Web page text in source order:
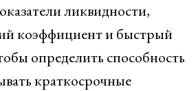
ликвидности,
коэффициент и быстрый
определить способность
краткосрочные